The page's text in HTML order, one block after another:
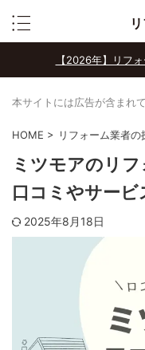
【2026年】リフ
本サイトには広告が含まれ
HOME > リフォーム業者の
ミツモアのリ
口コミやサービ
2025年8月18日